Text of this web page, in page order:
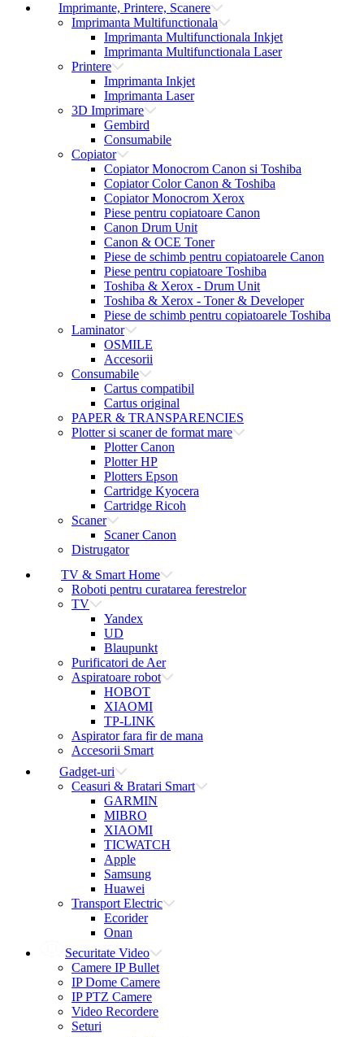
Imprimante, Printere, Scanere
Imprimanta Multifunctionala
Imprimanta Multifunctionala Inkjet
Imprimanta Multifunctionala Laser
Printere
Imprimanta Inkjet
Imprimanta Laser
3D Imprimare
Gembird
Consumabile
Copiator
Copiator Monocrom Canon si Toshiba
Copiator Color Canon & Toshiba
Copiator Monocrom Xerox
Piese pentru copiatoare Canon
Canon Drum Unit
Canon & OCE Toner
Piese de schimb pentru copiatoarele Canon
Piese pentru copiatoare Toshiba
Toshiba & Xerox - Drum Unit
Toshiba & Xerox - Toner & Developer
Piese de schimb pentru copiatoarele Toshiba
Laminator
OSMILE
Accesorii
Consumabile
Cartus compatibil
Cartus original
PAPER & TRANSPARENCIES
Plotter si scaner de format mare
Plotter Canon
Plotter HP
Plotters Epson
Cartridge Kyocera
Cartridge Ricoh
Scaner
Scaner Canon
Distrugator
TV & Smart Home
Roboti pentru curatarea ferestrelor
TV
Yandex
UD
Blaupunkt
Purificatori de Aer
Aspiratoare robot
HOBOT
XIAOMI
TP-LINK
Aspirator fara fir de mana
Accesorii Smart
Gadget-uri
Ceasuri & Bratari Smart
GARMIN
MIBRO
XIAOMI
TICWATCH
Apple
Samsung
Huawei
Transport Electric
Ecorider
Onan
Securitate Video
Camere IP Bullet
IP Dome Camere
IP PTZ Camere
Video Recordere
Seturi